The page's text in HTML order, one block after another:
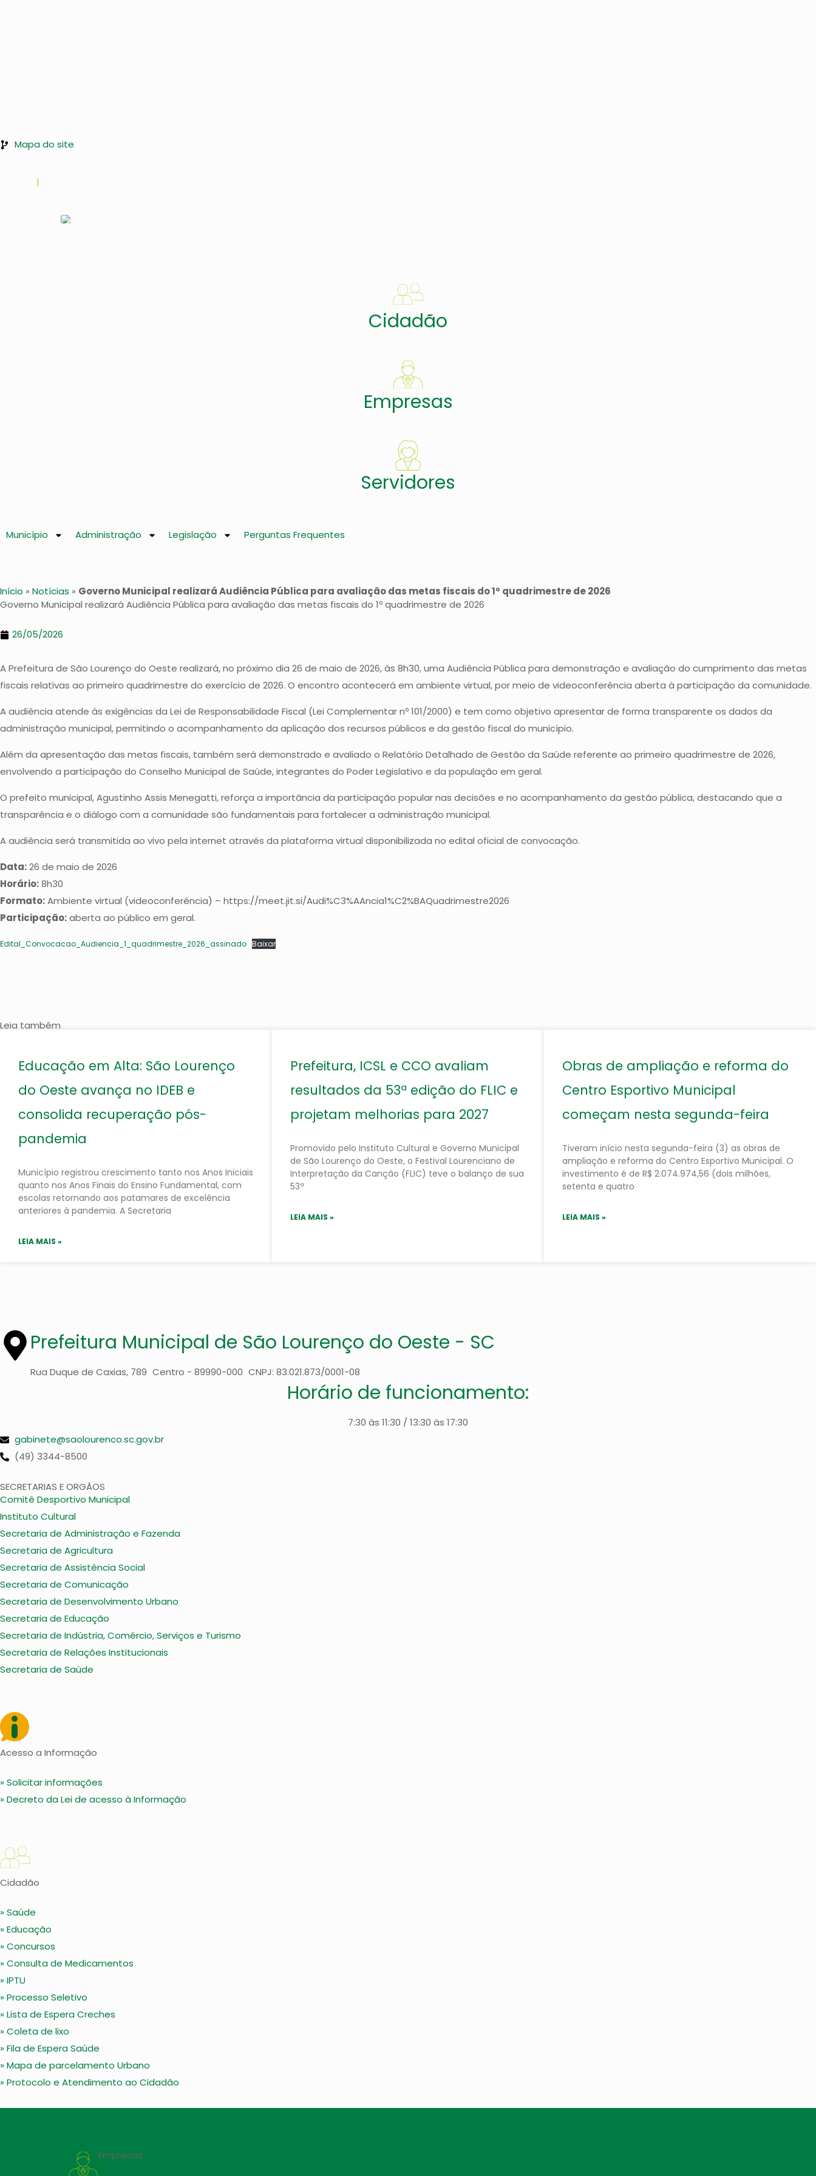
Mapa do site
|
Cidadão
Empresas
Servidores
Município Administração Legislação Perguntas Frequentes
Início » Notícias » Governo Municipal realizará Audiência Pública para avaliação das metas fiscais do 1º quadrimestre de 2026
Governo Municipal realizará Audiência Pública para avaliação das metas fiscais do 1º quadrimestre de 2026
26/05/2026
A Prefeitura de São Lourenço do Oeste realizará, no próximo dia 26 de maio de 2026, às 8h30, uma Audiência Pública para demonstração e avaliação do cumprimento das metas
fiscais relativas ao primeiro quadrimestre do exercício de 2026. O encontro acontecerá em ambiente virtual, por meio de videoconferência aberta à participação da comunidade.
A audiência atende às exigências da Lei de Responsabilidade Fiscal (Lei Complementar nº 101/2000) e tem como objetivo apresentar de forma transparente os dados da
administração municipal, permitindo o acompanhamento da aplicação dos recursos públicos e da gestão fiscal do município.
Além da apresentação das metas fiscais, também será demonstrado e avaliado o Relatório Detalhado de Gestão da Saúde referente ao primeiro quadrimestre de 2026,
envolvendo a participação do Conselho Municipal de Saúde, integrantes do Poder Legislativo e da população em geral.
O prefeito municipal, Agustinho Assis Menegatti, reforça a importância da participação popular nas decisões e no acompanhamento da gestão pública, destacando que a
transparência e o diálogo com a comunidade são fundamentais para fortalecer a administração municipal.
A audiência será transmitida ao vivo pela internet através da plataforma virtual disponibilizada no edital oficial de convocação.
Data:26 de maio de 2026
Horário:8h30
Formato:Ambiente virtual (videoconferência) – https://meet.jit.si/Audi%C3%AAncia1%C2%BAQuadrimestre2026
Participação:aberta ao público em geral.
Edital_Convocacao_Audiencia_1_quadrimestre_2026_assinado Baixar
Leia também
Educação em Alta: São Lourenço
do Oeste avança no IDEB e
consolida recuperação pós-
pandemia
Município registrou crescimento tanto nos Anos Iniciais
quanto nos Anos Finais do Ensino Fundamental, com
escolas retornando aos patamares de excelência
anteriores à pandemia. A Secretaria
LEIA MAIS »
Prefeitura, ICSL e CCO avaliam
resultados da 53ª edição do FLIC e
projetam melhorias para 2027
Promovido pelo Instituto Cultural e Governo Municipal
de São Lourenço do Oeste, o Festival Lourenciano de
Interpretação da Canção (FLIC) teve o balanço de sua
53ª
LEIA MAIS »
Obras de ampliação e reforma do
Centro Esportivo Municipal
começam nesta segunda-feira
Tiveram início nesta segunda-feira (3) as obras de
ampliação e reforma do Centro Esportivo Municipal. O
investimento é de R$ 2.074.974,56 (dois milhões,
setenta e quatro
LEIA MAIS »
Prefeitura Municipal de São Lourenço do Oeste - SC
Rua Duque de Caxias, 789 Centro - 89990-000 CNPJ: 83.021.873/0001-08
Horário de funcionamento:
7:30 às 11:30 / 13:30 às 17:30
gabinete@saolourenco.sc.gov.br
(49) 3344-8500
SECRETARIAS E ORGÃOS
Comitê Desportivo Municipal
Instituto Cultural
Secretaria de Administração e Fazenda
Secretaria de Agricultura
Secretaria de Assistência Social
Secretaria de Comunicação
Secretaria de Desenvolvimento Urbano
Secretaria de Educação
Secretaria de Indústria, Comércio, Serviços e Turismo
Secretaria de Relações Institucionais
Secretaria de Saúde
Acesso a Informação
» Solicitar informações
» Decreto da Lei de acesso à Informação
Cidadão
» Saúde
» Educação
» Concursos
» Consulta de Medicamentos
» IPTU
» Processo Seletivo
» Lista de Espera Creches
» Coleta de lixo
» Fila de Espera Saúde
» Mapa de parcelamento Urbano
» Protocolo e Atendimento ao Cidadão
Empresas